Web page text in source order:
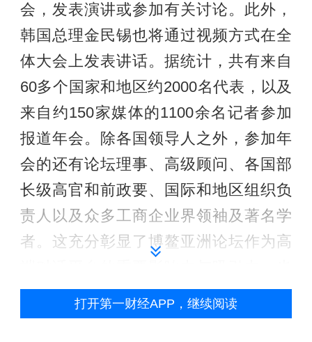
会，发表演讲或参加有关讨论。此外，
韩国总理金民锡也将通过视频方式在全
体大会上发表讲话。据统计，共有来自
60多个国家和地区约2000名代表，以及
来自约150家媒体的1100余名记者参加
报道年会。除各国领导人之外，参加年
会的还有论坛理事、高级顾问、各国部
长级高官和前政要、国际和地区组织负
责人以及众多工商企业界领袖及著名学
者。这充分彰显了博鳌亚洲论坛作为高
体现了各方共同应对挑战、共创发展机
遇、共促务实合作的强烈愿望。
打开第一财经APP，继续阅读